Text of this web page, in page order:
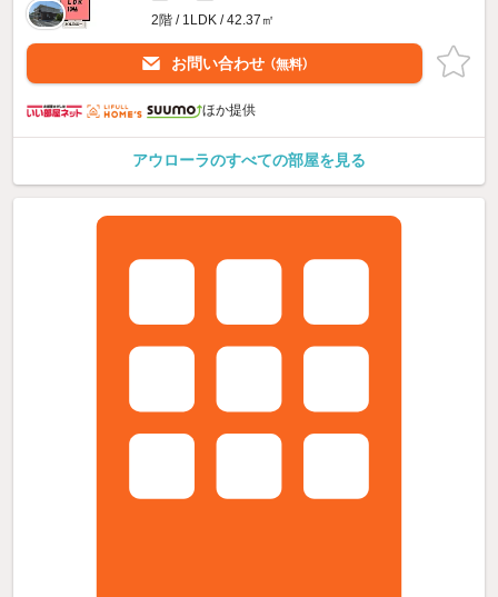
2階 / 1LDK / 42.37㎡
お問い合わせ （無料）
ほか提供
アウローラのすべての部屋を見る